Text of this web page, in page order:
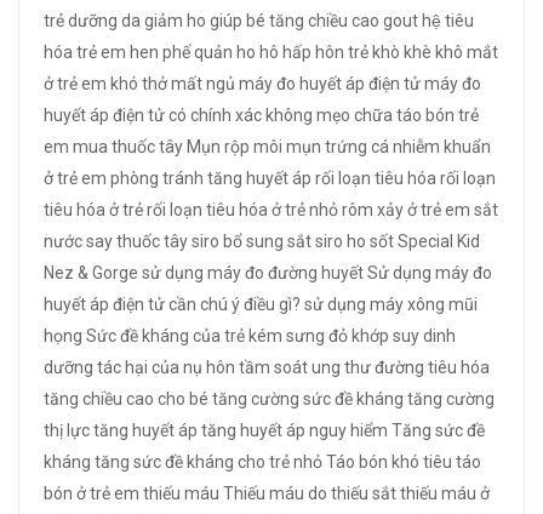
trẻdưỡng da giảm ho giúp bé tăng chiều cao gout hệ tiêu
hóa trẻ em hen phế quản ho hô hấp hôn trẻ khò khè khô mắt
ở trẻ em khó thởmất ngủ máy đo huyết áp điện tửmáy đo
huyết áp điện tử có chính xác không mẹo chữa táo bón trẻ
em mua thuốc tây Mụn rộp môi mụn trứng cá nhiễm khuẩn
ở trẻ em phòng tránh tăng huyết áp rối loạn tiêu hóa rối loạn
tiêu hóa ở trẻrối loạn tiêu hóa ở trẻ nhỏrôm xảy ở trẻ em sắt
nướcsay thuốc tâysiro bổ sung sắtsiro ho sốtSpecial Kid
Nez & Gorge sử dụng máy đo đường huyếtSử dụng máy đo
huyết áp điện tử cần chú ý điều gì? sử dụng máy xông mũi
họng Sức đề kháng của trẻ kém sưng đỏ khớp suy dinh
dưỡng tác hại của nụ hôn tầm soát ung thư đường tiêu hóa
tăng chiều cao cho bé tăng cường sức đề kháng tăng cường
thị lựctăng huyết áp tăng huyết áp nguy hiểm Tăng sức đề
kháng tăng sức đề kháng cho trẻ nhỏTáo bón khó tiêu táo
bón ở trẻ em thiếu máu Thiếu máu do thiếu sắtthiếu máu ở